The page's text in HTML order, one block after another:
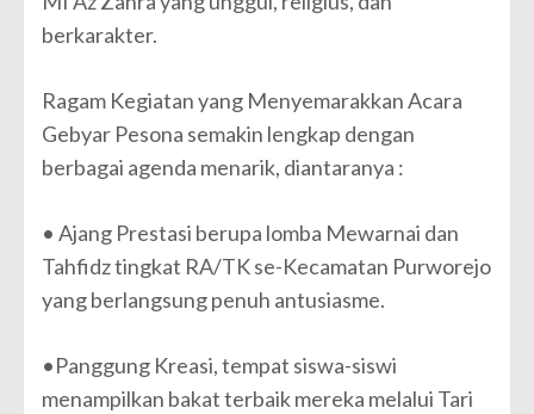
berkarakter.
Ragam Kegiatan yang Menyemarakkan Acara
Gebyar Pesona semakin lengkap dengan
berbagai agenda menarik, diantaranya :
• Ajang Prestasi berupa lomba Mewarnai dan
Tahfidz tingkat RA/TK se-Kecamatan Purworejo
yang berlangsung penuh antusiasme.
•Panggung Kreasi, tempat siswa-siswi
menampilkan bakat terbaik mereka melalui Tari